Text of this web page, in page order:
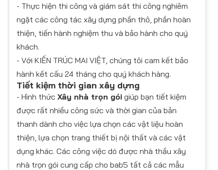
- Thực hiện thi công và giám sát thi công nghiêm
ngặt các công tác xây dựng phần thô, phần hoàn
thiện, tiến hành nghiệm thu và bảo hành cho quý
khách.
- Với KIẾN TRÚC MAI VIỆT, chúng tôi cam kết bảo
hành kết cấu 24 tháng cho quý khách hàng.
Tiết kiệm thời gian xây dựng
- Hình thức Xây nhà trọn gói giúp bạn tiết kiệm
được rất nhiều công sức và thời gian của bản
thanh dành cho việc lựa chọn các vật liệu hoàn
thiện, lựa chọn trang thiết bị nội thất và các vật
dụng khác. Các công việc dó được nhà thầu xây
nhà trọn gói cung cấp cho bab5 tất cả các mẫu